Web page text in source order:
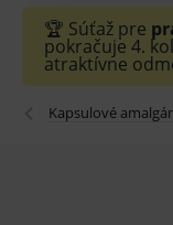
🏆 Súťaž pre
pokračuje 4.
atraktívne
Kapsulové